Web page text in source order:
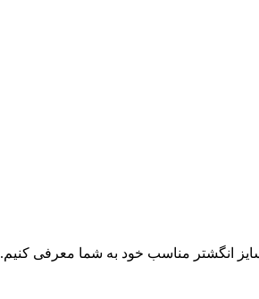
انگشتر مناسب خود به شما معرفی کنیم.